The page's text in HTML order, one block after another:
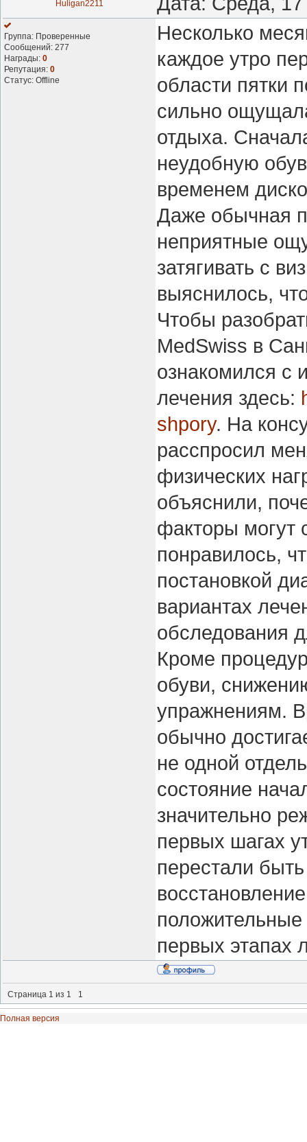
Huligan2211
Группа: Проверенные
Сообщений: 277
Награды: 0
Репутация: 0
Статус: Offline
Несколько
каждое утро
области пятки
сильно
отдыха.
неудобную
временем
Даже обычная
неприятные
затягивать с
выяснилось,
Чтобы
MedSwiss в
ознакомился с
лечения здесь:
shpory. На
расспросил
физических
объяснили,
факторы могут
понравилось,
постановкой
вариантах
обследования
Кроме
обуви,
упражнениям.
обычно
не одной
состояние
значительно
первых шагах
перестали
первых этапах
Страница 1 из 1 1
Полная версия